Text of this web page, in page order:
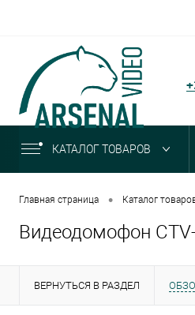
КАТАЛОГ ТОВАРОВ
Главная страница • Каталог
Видеодомофон
ВЕРНУТЬСЯ В РАЗДЕЛ